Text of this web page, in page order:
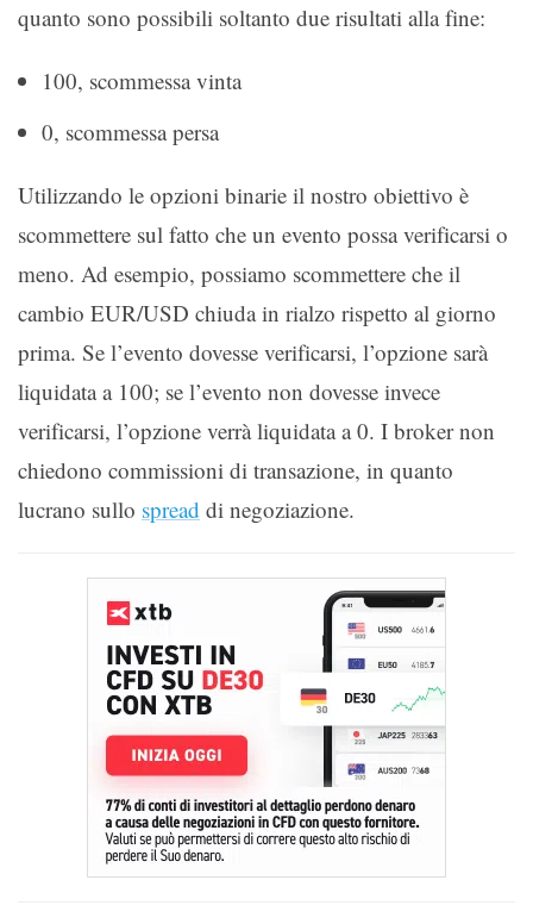
quanto sono possibili soltanto due risultati alla fine:
100, scommessa vinta
0, scommessa persa
Utilizzando le opzioni binarie il nostro obiettivo è
scommettere sul fatto che un evento possa verificarsi o
meno. Ad esempio, possiamo scommettere che il
cambio EUR/USD chiuda in rialzo rispetto al giorno
prima. Se l’evento dovesse verificarsi, l’opzione sarà
liquidata a 100; se l’evento non dovesse invece
verificarsi, l’opzione verrà liquidata a 0. I broker non
chiedono commissioni di transazione, in quanto
lucrano sullo spread di negoziazione.